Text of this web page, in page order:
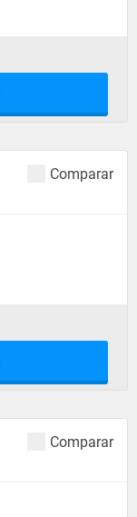
Comparar
Comparar